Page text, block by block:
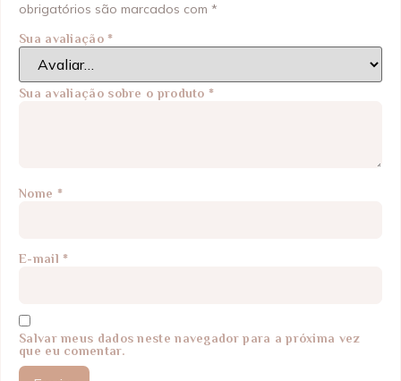
obrigatórios são marcados com *
Sua avaliação*
Sua avaliação sobre o produto*
Nome *
E-mail*
Salvar meus dados neste navegador para a próxima vez
que eu comentar.